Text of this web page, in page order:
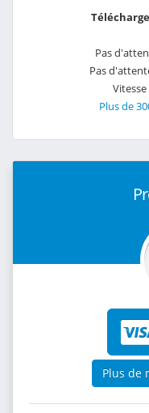
Pas
Pas
Plus de
Plus de